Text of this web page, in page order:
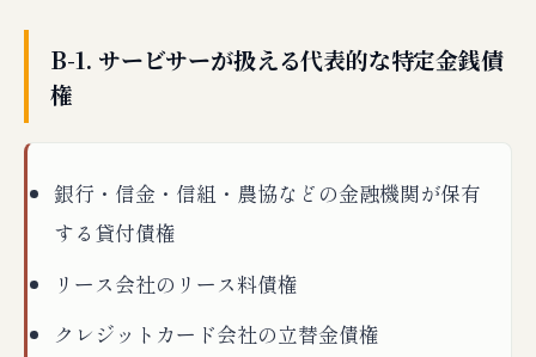
B-1. サービサーが扱える代表的な特定金銭債
権
銀行・信金・信組・農協などの金融機関が保有
する貸付債権
リース会社のリース料債権
クレジットカード会社の立替金債権